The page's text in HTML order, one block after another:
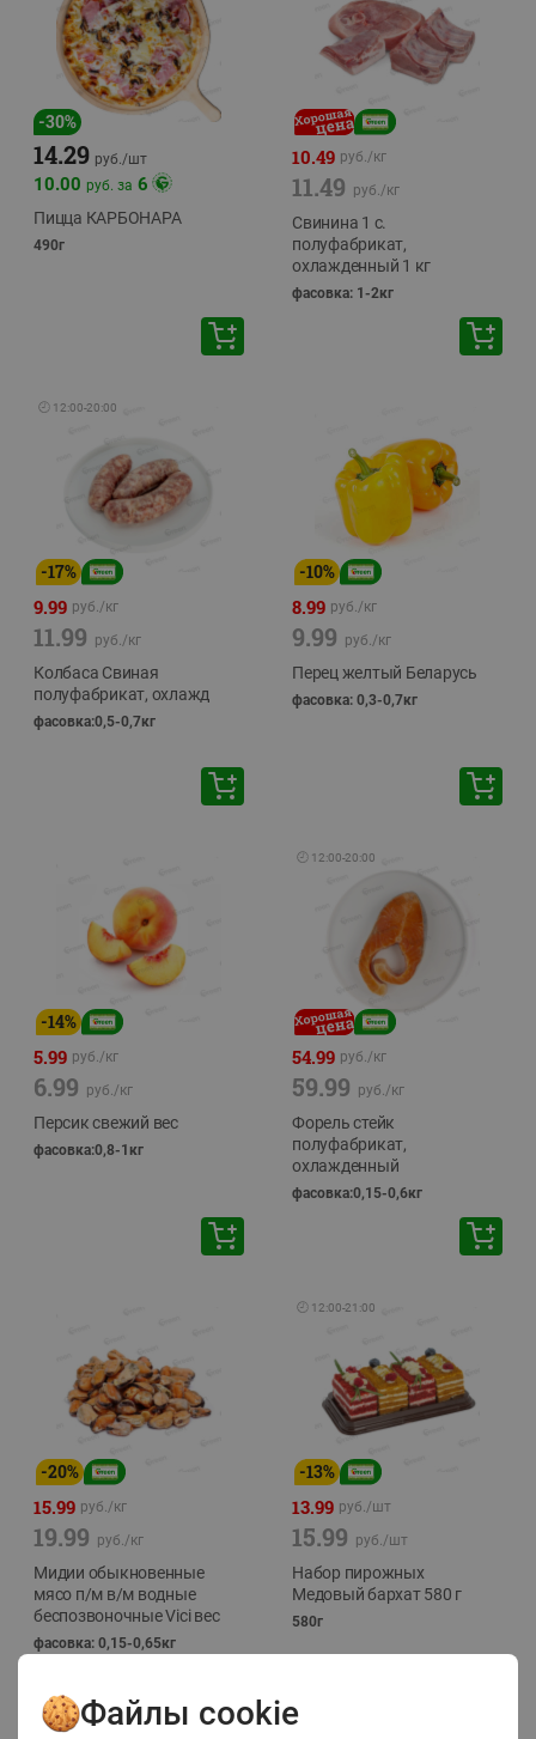
-30%
14.29 руб./шт
10.00 руб. за 6
Пицца КАРБОНАРА
490г
10.49 руб./кг
11.49 руб./кг
Свинина 1 с.
полуфабрикат,
охлажденный 1 кг
фасовка: 1-2кг
🕘 12:00-20:00
-17%
9.99 руб./кг
11.99 руб./кг
Колбаса Свиная
полуфабрикат, охлажд
фасовка:0,5-0,7кг
-10%
8.99 руб./кг
9.99 руб./кг
Перец желтый Беларусь
фасовка: 0,3-0,7кг
-14%
5.99 руб./кг
6.99 руб./кг
Персик свежий вес
фасовка:0,8-1кг
🕘 12:00-20:00
54.99 руб./кг
59.99 руб./кг
Форель стейк
полуфабрикат,
охлажденный
фасовка:0,15-0,6кг
-20%
15.99 руб./кг
19.99 руб./кг
Мидии обыкновенные
мясо п/м в/м водные
беспозвоночные Vici вес
фасовка: 0,15-0,65кг
🕘 12:00-21:00
-13%
13.99 руб./шт
15.99 руб./шт
Набор пирожных
Медовый бархат 580 г
580г
Файлы cookie